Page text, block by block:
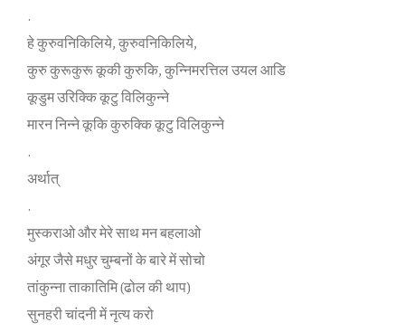
.
हे कुरुवनिकिलिये, कुरुवनिकिलिये,
कुरु कुरूकुरू कूकी कुरुकि, कुन्‍निमरत्तिल उयल आडि
कूडुम उरिक्‍कि कूटु विलिकुन्‍ने
मारन निन्‍ने कूकि कुरुक्‍कि कूटु विलिकुन्‍ने
.
अर्थात्
.
मुस्‍कराओ और मेरे साथ मन बहलाओ
अंगूर जैसे मधुर चुम्‍बनों के बारे में सोचो
तांकुन्‍ना ताकातिमि (ढोल की थाप)
सुनहरी चांदनी में नृत्‍य करो